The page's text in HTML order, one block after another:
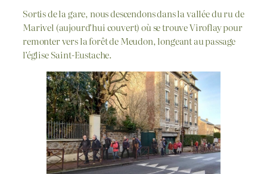
Sortis de la gare, nous descendons dans la vallée du ru de
Marivel (aujourd’hui couvert) où se trouve Viroflay pour
remonter vers la forêt de Meudon, longeant au passage
l’église Saint-Eustache.